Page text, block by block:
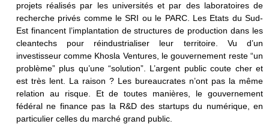
projets réalisés par les universités et par des laboratoires de
recherche privés comme le SRI ou le PARC. Les Etats du Sud-
Est financent l’implantation de structures de production dans les
cleantechs pour réindustrialiser leur territoire. Vu d’un
investisseur comme Khosla Ventures, le gouvernement reste “un
problème” plus qu’une “solution”. L’argent public coute cher et
est très lent. La raison ? Les bureaucrates n’ont pas la même
relation au risque. Et de toutes manières, le gouvernement
fédéral ne finance pas la R&D des startups du numérique, en
particulier celles du marché grand public.